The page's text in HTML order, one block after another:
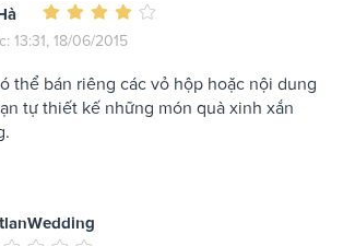
13:31, 18/06/2015
thể bán riêng các vỏ hộp hoặc nội dung
tự thiết kế những món quà xinh xắn